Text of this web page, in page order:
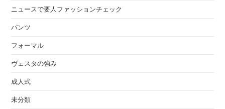
ニュースで要人ファッションチェック
パンツ
フォーマル
ヴェスタの強み
成人式
未分類